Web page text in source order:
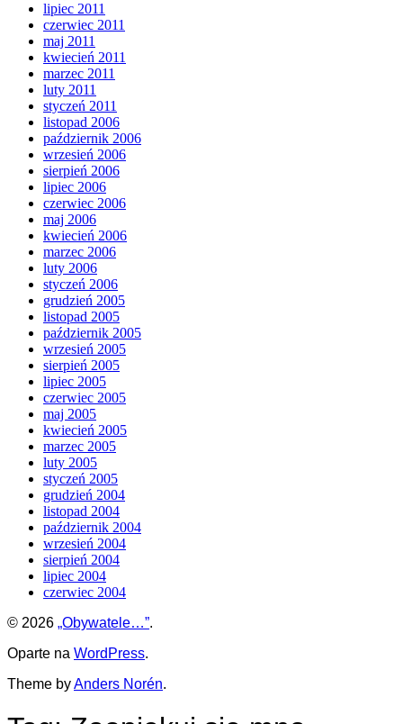
lipiec 2011
czerwiec 2011
maj 2011
kwiecień 2011
marzec 2011
luty 2011
styczeń 2011
listopad 2006
październik 2006
wrzesień 2006
sierpień 2006
lipiec 2006
czerwiec 2006
maj 2006
kwiecień 2006
marzec 2006
luty 2006
styczeń 2006
grudzień 2005
listopad 2005
październik 2005
wrzesień 2005
sierpień 2005
lipiec 2005
czerwiec 2005
maj 2005
kwiecień 2005
marzec 2005
luty 2005
styczeń 2005
grudzień 2004
listopad 2004
październik 2004
wrzesień 2004
sierpień 2004
lipiec 2004
czerwiec 2004
© 2026 „Obywatele…”.
Oparte na WordPress.
Theme byAnders Norén.